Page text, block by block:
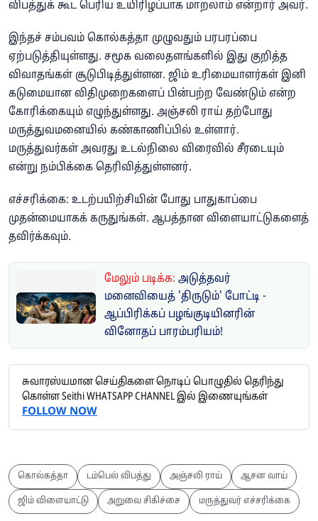
விபத்துக் கூட பெரிய உயிரிழப்பாக மாறலாம் என்றார் அவர்.
இந்தச் சம்பவம் கொல்கத்தா முழுவதும் பரபரப்பை
ஏற்படுத்தியுள்ளது. சமூக வலைதளங்களில் இது குறித்த
விவாதங்கள் சூடுபிடித்துள்ளன. ஜிம் உரிமையாளர்கள் இனி
கடுமையான விதிமுறைகளைப் பின்பற்ற வேண்டும் என்ற
கோரிக்கையும் எழுந்துள்ளது. அஞ்சலி ராய் தற்போது
மருத்துவமனையில் கண்காணிப்பில் உள்ளார்.
மருத்துவர்கள் அவரது உடல்நிலை விரைவில் சீரடையும்
என்று நம்பிக்கை தெரிவித்துள்ளனர்.
எச்சரிக்கை: உடற்பயிற்சியின் போது பாதுகாப்பை
முதன்மையாகக் கருதுங்கள். ஆபத்தான விளையாட்டுகளைத்
தவிர்க்கவும்.
மேலும் படிக்க: அடுத்தவர்
மனைவியைத் 'திருடும்' போட்டி -
ஆப்பிரிக்கப் பழங்குடியினரின்
வினோதப் பாரம்பரியம்!
சுவாரஸ்யமான செய்திகளை நொடிப் பொழுதில் தெரிந்து
கொள்ள Seithi WHATSAPP CHANNEL இல் இணையுங்கள்
FOLLOW NOW
கொல்கத்தா டம்பெல் விபத்து அஞ்சலி ராய் ஆசன வாய்
ஜிம் விளையாட்டு அறுவை சிகிச்சை மருத்துவர் எச்சரிக்கை